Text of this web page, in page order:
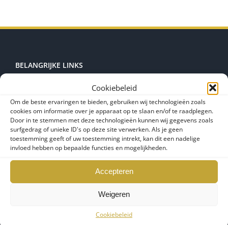
Cookiebeleid
Om de beste ervaringen te bieden, gebruiken wij technologieën zoals
cookies om informatie over je apparaat op te slaan en/of te raadplegen.
Door in te stemmen met deze technologieën kunnen wij gegevens zoals
surfgedrag of unieke ID's op deze site verwerken. Als je geen
toestemming geeft of uw toestemming intrekt, kan dit een nadelige
invloed hebben op bepaalde functies en mogelijkheden.
Accepteren
Weigeren
Cookiebeleid
BELANGRIJKE LINKS
Horren
Fractions
Buitenleven
Onze locaties
Akties